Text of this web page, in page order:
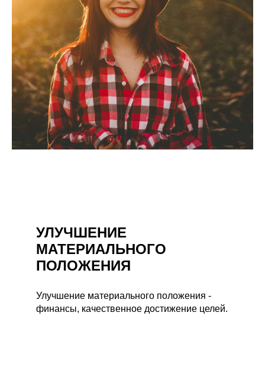
УЛУЧШЕНИЕ
МАТЕРИАЛЬНОГО
ПОЛОЖЕНИЯ
Улучшение материального положения -
финансы, качественное достижение целей.